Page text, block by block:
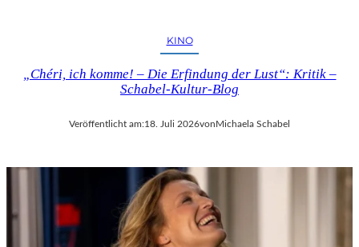
KINO
„Chéri, ich komme! – Die Erfindung der Lust“: Kritik –
Schabel-Kultur-Blog
Veröffentlicht am:18. Juli 2026vonMichaela Schabel